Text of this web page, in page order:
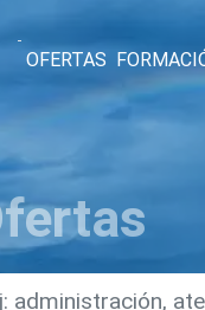
OFERTAS